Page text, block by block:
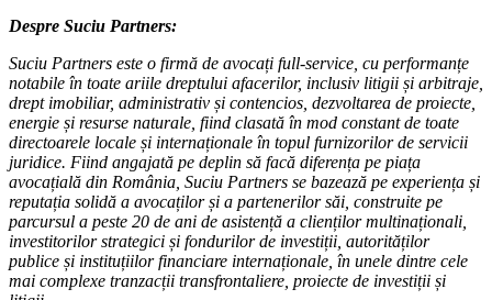
Despre Suciu Partners:
Suciu Partners este o firmă de avocați full-service, cu performanțe
notabile în toate ariile dreptului afacerilor, inclusiv litigii și arbitraje,
drept imobiliar, administrativ și contencios, dezvoltarea de proiecte,
energie și resurse naturale, fiind clasată în mod constant de toate
directoarele locale și internaționale în topul furnizorilor de servicii
juridice. Fiind angajată pe deplin să facă diferența pe piața
avocațială din România, Suciu Partners se bazează pe experiența și
reputația solidă a avocaților și a partenerilor săi, construite pe
parcursul a peste 20 de ani de asistență a clienților multinaționali,
investitorilor strategici și fondurilor de investiții, autorităților
publice și instituțiilor financiare internaționale, în unele dintre cele
mai complexe tranzacții transfrontaliere, proiecte de investiții și